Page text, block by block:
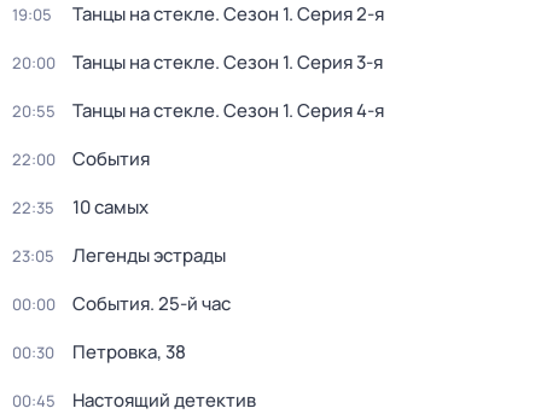
19:05 Танцы на стекле. Сезон 1. Серия 2-я
20:00 Танцы на стекле. Сезон 1. Серия 3-я
20:55 Танцы на стекле. Сезон 1. Серия 4-я
22:00 События
22:35 10 самых
23:05 Легенды эстрады
00:00 События. 25-й час
00:30 Петровка, 38
00:45 Настоящий детектив